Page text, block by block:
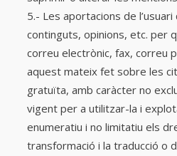
5.- Les aportacions de
continguts, opinions, etc. per
correu electrònic, fax, correu
aquest mateix fet sobre les
gratuïta, amb caràcter no
vigent per a utilitzar-la i
enumeratiu i no limitatiu els
transformació i la traducció o